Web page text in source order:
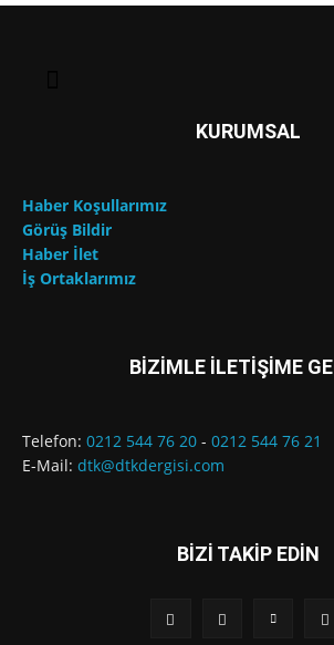
KURUMSAL
Haber Koşullarımız
Görüş Bildir
Haber İlet
İş Ortaklarımız
BİZİMLE İLETİŞİME
Telefon: 0212 544 76 20 - 0212 544 76 21
E-Mail: dtk@dtkdergisi.com
BİZİ TAKİP EDİN